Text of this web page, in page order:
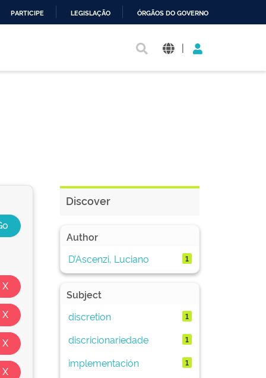
PARTICIPE LEGISLAÇÃO ÓRGÃOS DO GOVERNO
|
Discover
Author
D’Ascenzi, Luciano
1
Subject
discretion
1
discricionariedade 1
implementación 1